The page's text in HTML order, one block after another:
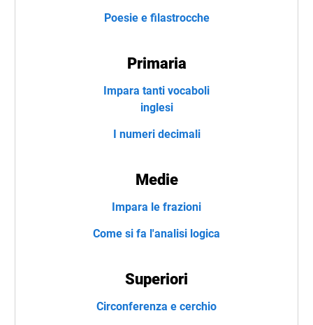
Poesie e filastrocche
Primaria
Impara tanti vocaboli
inglesi
I numeri decimali
Medie
Impara le frazioni
Come si fa l'analisi logica
Superiori
Circonferenza e cerchio